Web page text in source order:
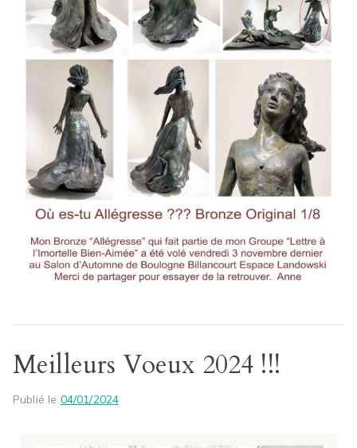
Meilleurs Voeux 2024 !!!
Publié le 04/01/2024